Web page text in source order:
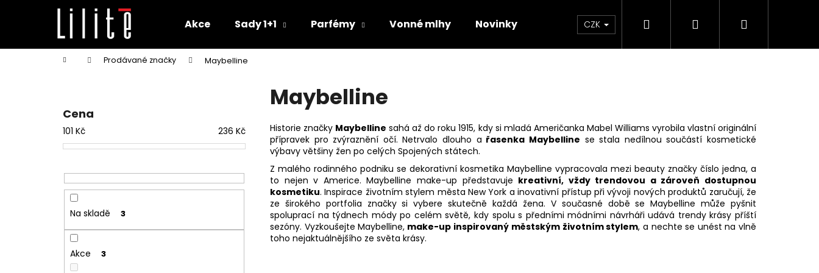
Akce Sady 1+1 Parfémy Vonné mlhy Novinky Pleť Dárkové Balení
CZK Hledat PřihlášeníNákupní
Domů Prodávané značky Maybelline
Cena
101 Kč 236 Kč
Na skladě 3
Akce 3
Maybelline
Historie značky Maybelline sahá až do roku 1915, kdy si mladá Američanka Mabel Williams vyrobila vlastní originální
přípravek pro zvýraznění očí. Netrvalo dlouho a řasenka Maybelline se stala nedílnou součástí kosmetické
výbavy většiny žen po celých Spojených státech.
Z malého rodinného podniku se dekorativní kosmetika Maybelline vypracovala mezi beauty značky číslo jedna, a
to nejen v Americe. Maybelline make-up představuje kreativní, vždy trendovou a zároveň dostupnou
kosmetiku. Inspirace životním stylem města New York a inovativní přístup při vývoji nových produktů zaručují, že
ze širokého portfolia značky si vybere skutečně každá žena. V současné době se Maybelline může pyšnit
spoluprací na týdnech módy po celém světě, kdy spolu s předními módními návrháři udává trendy krásy příští
sezóny. Vyzkoušejte Maybelline, make-up inspirovaný městským životním stylem, a nechte se unést na vlně
toho nejaktuálnějšího ze světa krásy.
í
do
do
Doporučujeme